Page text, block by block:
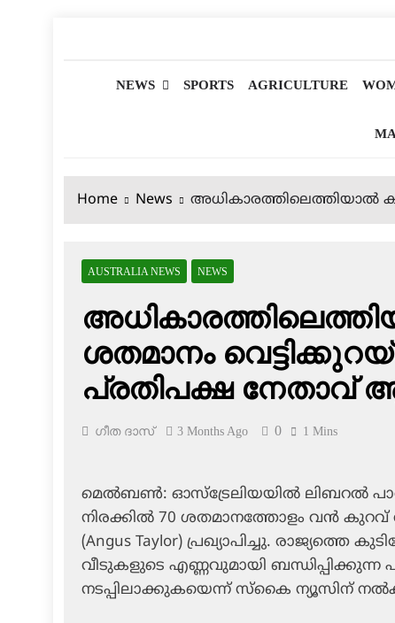
NEWS SPORTS AGRICULTURE
Home News അധികാരത്തിലെത്തിയാൽ
AUSTRALIA NEWS NEWS
ശതമാനം
പ്രതിപക്ഷ നേതാവ്
ഗീത ദാസ്‌ 3 Months Ago 0 1 Mins
മെൽബൺ: ഓസ്‌ട്രേലിയയിൽ ലിബറൽ
നിരക്കിൽ 70 ശതമാനത്തോളം വൻ
(Angus Taylor) പ്രഖ്യാപിച്ചു. രാജ്യത്തെ
വീടുകളുടെ എണ്ണവുമായി
നടപ്പിലാക്കുകയെന്ന് സ്കൈ ന്യൂസിന്